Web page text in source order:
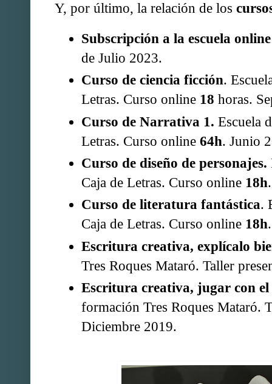
Y, por último, la relación de los
Subscripción a la escuela
de Julio 2023.
Curso de ciencia ficción.
Letras. Curso online 18 horas.
Curso de Narrativa 1. Escuela
Letras. Curso online 64h. Junio
Curso de diseño de personajes.
Caja de Letras. Curso online 18h
Curso de literatura fantástica.
Caja de Letras. Curso online 18h
Escritura creativa, explícalo
Tres Roques Mataró. Taller
Escritura creativa, jugar con el
formación Tres Roques Mataró.
Diciembre 2019.